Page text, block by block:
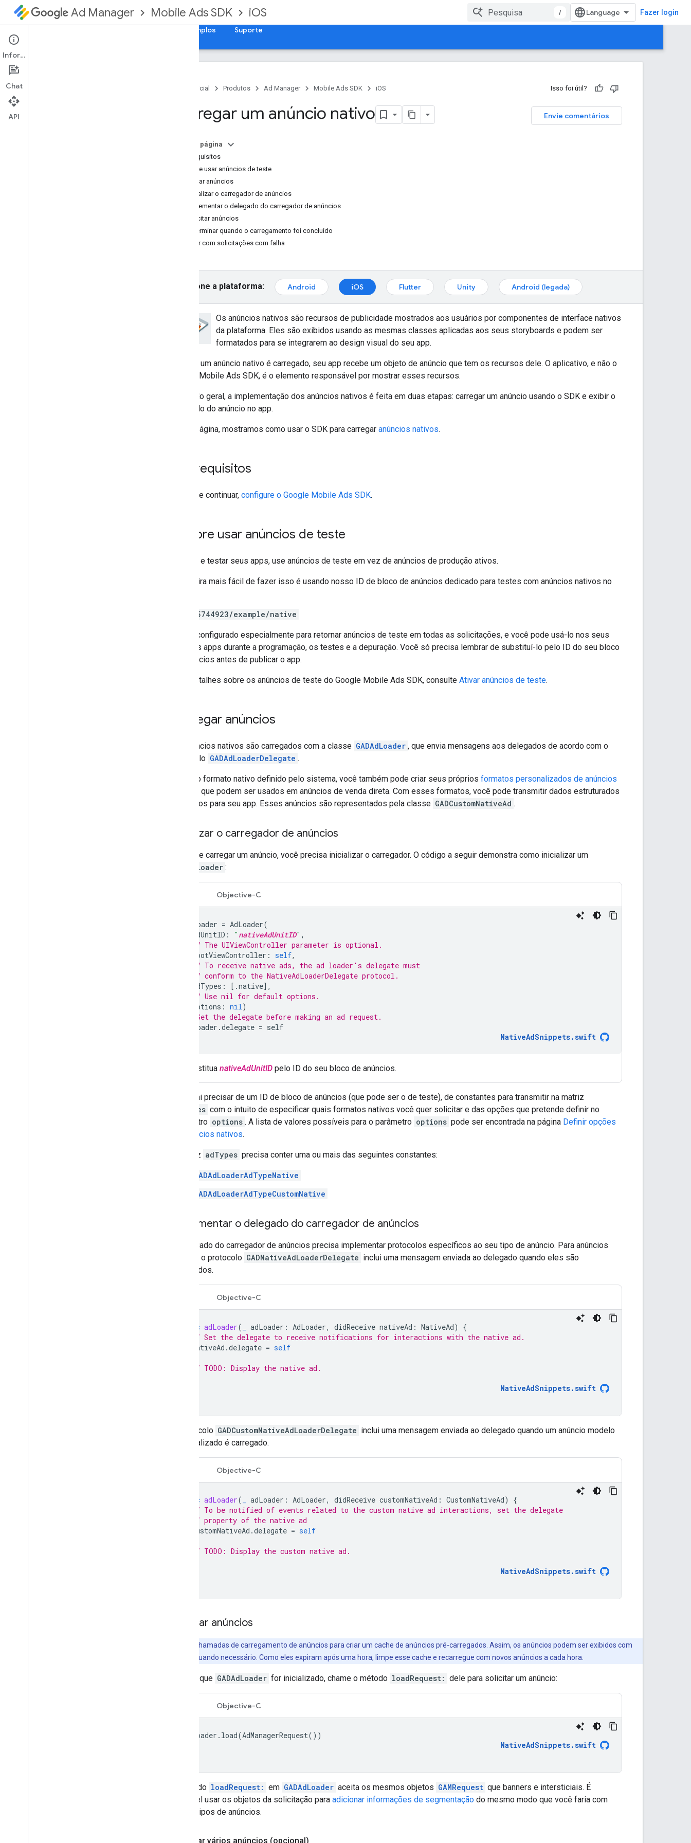
Ad Manager Mobile Ads SDK iOS / Fazer login
Exemplos Suporte
Configurar o SDK dos anúncios para
Página inicial Produtos Ad Manager Mobile Ads SDK iOS Isso foi útil?
Envie comentários
Carregar um anúncio nativo
Nesta página
Pré-requisitos
Sempre usar anúncios de teste
Carregar anúncios
Inicializar o carregador de anúncios
Implementar o delegado do carregador de anúncios
Solicitar anúncios
Determinar quando o carregamento foi concluído
Lidar com solicitações com falha
Selecione a plataforma: Android iOS Flutter Unity Android (legada)
Os anúncios nativos são recursos de publicidade mostrados aos usuários por componentes de interface nativos
da plataforma. Eles são exibidos usando as mesmas classes aplicadas aos seus storyboards e podem ser
formatados para se integrarem ao design visual do seu app.
Quando um anúncio nativo é carregado, seu app recebe um objeto de anúncio que tem os recursos dele. O aplicativo, e não o
Google Mobile Ads SDK, é o elemento responsável por mostrar esses recursos.
De modo geral, a implementação dos anúncios nativos é feita em duas etapas: carregar um anúncio usando o SDK e exibir o
conteúdo do anúncio no app.
Nesta página, mostramos como usar o SDK para carregar anúncios nativos.
Pré-requisitos
Antes de continuar, configure o Google Mobile Ads SDK.
Sempre usar anúncios de teste
Ao criar e testar seus apps, use anúncios de teste em vez de anúncios de produção ativos.
A maneira mais fácil de fazer isso é usando nosso ID de bloco de anúncios dedicado para testes com anúncios nativos no
/21775744923/example/native
Ele foi configurado especialmente para retornar anúncios de teste em todas as solicitações, e você pode usá-lo nos seus
próprios apps durante a programação, os testes e a depuração. Você só precisa lembrar de substituí-lo pelo ID do seu bloco
de anúncios antes de publicar o app.
Para detalhes sobre os anúncios de teste do Google Mobile Ads SDK, consulte Ativar anúncios de teste.
Carregar anúncios
Os anúncios nativos são carregados com a classe GADAdLoader , que envia mensagens aos delegados de acordo com o
protocolo GADAdLoaderDelegate .
Além do formato nativo definido pelo sistema, você também pode criar seus próprios formatos personalizados de anúncios
, que podem ser usados em anúncios de venda direta. Com esses formatos, você pode transmitir dados estruturados
arbitrários para seu app. Esses anúncios são representados pela classe GADCustomNativeAd .
Inicializar o carregador de anúncios
Antes de carregar um anúncio, você precisa inicializar o carregador. O código a seguir demonstra como inicializar um
GADAdLoader :
Objective-C
adLoader = AdLoader(
adUnitID : " nativeAdUnitID" ,
// The UIViewController parameter is optional.
rootViewController : self,
// To receive native ads, the ad loader's delegate must
// conform to the NativeAdLoaderDelegate protocol.
adTypes : [.native],
// Use nil for default options.
options : nil)
// Set the delegate before making an ad request.
adLoader .delegate = self
NativeAdSnippets.swift
Substitua nativeAdUnitID pelo ID do seu bloco de anúncios.
Você vai precisar de um ID de bloco de anúncios (que pode ser o de teste), de constantes para transmitir na matriz
adTypes com o intuito de especificar quais formatos nativos você quer solicitar e das opções que pretende definir no
parâmetro options . A lista de valores possíveis para o parâmetro options pode ser encontrada na página Definir opções
de anúncios nativos.
A matriz adTypes precisa conter uma ou mais das seguintes constantes:
GADAdLoaderAdTypeNative
GADAdLoaderAdTypeCustomNative
Implementar o delegado do carregador de anúncios
O delegado do carregador de anúncios precisa implementar protocolos específicos ao seu tipo de anúncio. Para anúncios
nativos, o protocolo GADNativeAdLoaderDelegate inclui uma mensagem enviada ao delegado quando eles são
carregados.
Objective-C
func adLoader( adLoader : AdLoader, didReceive nativeAd : NativeAd)
{
// Set the delegate to receive notifications for interactions with the native ad.
nativeAd .delegate = self
// TODO: Display the native ad.
NativeAdSnippets.swift
O protocolo GADCustomNativeAdLoaderDelegate inclui uma mensagem enviada ao delegado quando um anúncio modelo
personalizado é carregado.
Objective-C
func adLoader( adLoader : AdLoader, didReceive customNativeAd : CustomNativeAd)
{
// To be notified of events related to the custom native ad interactions, set the delegate
// property of the native ad
customNativeAd .delegate = self
// TODO: Display the custom native ad.
NativeAdSnippets.swift
Solicitar anúncios
: use chamadas de carregamento de anúncios para criar um cache de anúncios pré-carregados. Assim, os anúncios podem ser exibidos com
latência zero quando necessário. Como eles expiram após uma hora, limpe esse cache e recarregue com novos anúncios a cada hora.
Depois que GADAdLoader for inicializado, chame o método loadRequest: dele para solicitar um anúncio:
Objective-C
adLoader . load(AdManagerRequest())
NativeAdSnippets.swift
O método loadRequest: em GADAdLoader aceita os mesmos objetos GAMRequest que banners e intersticiais. É
possível usar os objetos da solicitação para adicionar informações de segmentação do mesmo modo que você faria com
outros tipos de anúncios.
Carregar vários anúncios (opcional)
Informações
Chat
API